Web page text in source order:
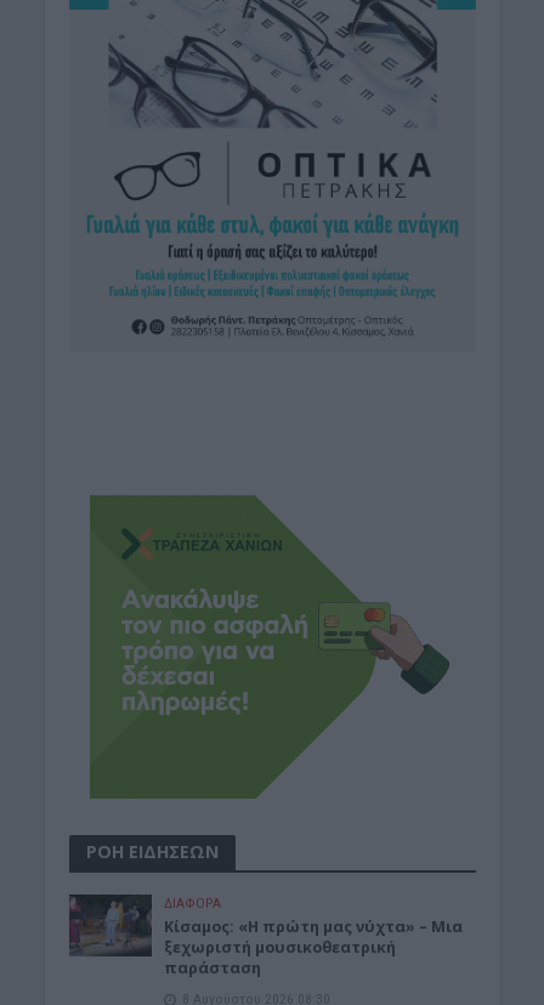
ΡΟΗ ΕΙΔΗΣΕΩΝ
ΔΙΆΦΟΡΑ
Κίσαμος: «Η πρώτη μας νύχτα» – Μια
ξεχωριστή μουσικοθεατρική
παράσταση
8 Αυγούστου 2026 08:30